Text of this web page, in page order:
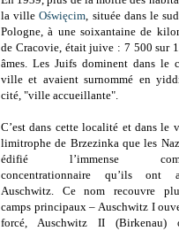
la villeOświęcim, située dans le
Pologne, à une soixantaine de
de Cracovie, était juive : 7 500 sur
âmes. Les Juifs dominent dans le
ville et avaient surnommé en
cité, "ville accueillante".
C’est dans cette localité et dans le
limitrophe de Brzezinka que les
édifié l’immense
concentrationnaire qu’ils ont
Auschwitz. Ce nom recouvre
camps principaux – Auschwitz I
forcé, Auschwitz II (Birkenau)